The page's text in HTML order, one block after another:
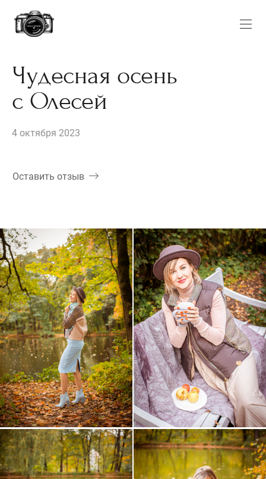
Чудесная осень
с Олесей
4 октября 2023
Оставить отзыв